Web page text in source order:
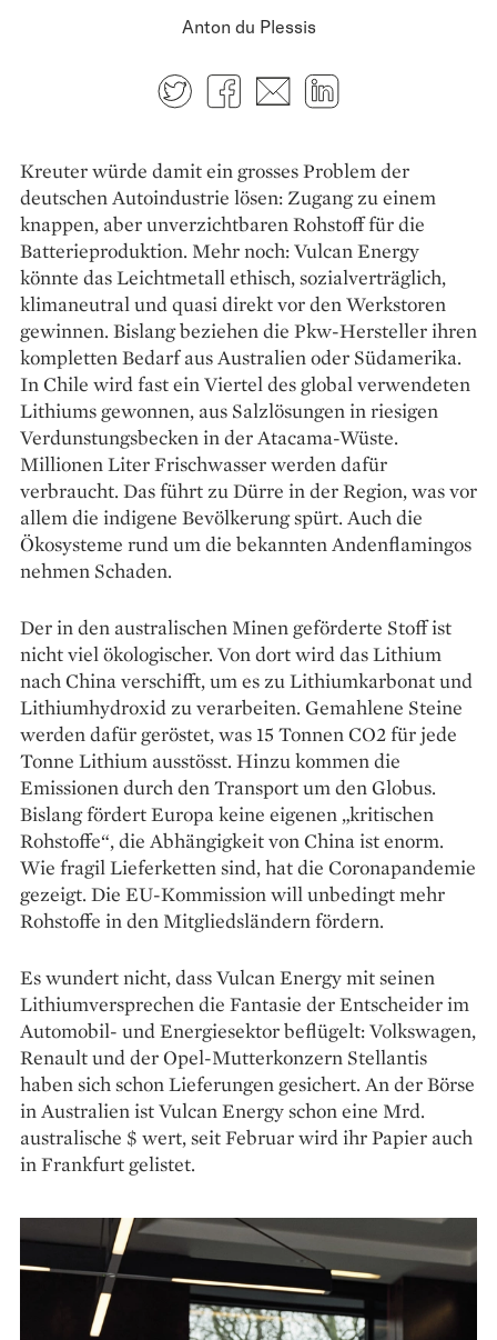
Anton du Plessis
TwitterFacebook
E-mail
Kreuter würde damit ein grosses Problem der
deutschen Autoindustrie lösen: Zugang zu einem
knappen, aber unverzichtbaren Rohstoff für die
Batterieproduktion. Mehr noch: Vulcan Energy
könnte das Leichtmetall ethisch, sozialverträglich,
klimaneutral und quasi direkt vor den Werkstoren
gewinnen. Bislang beziehen die Pkw-Hersteller ­ihren
kompletten Bedarf aus Australien oder Süd­amerika.
In Chile wird fast ein Viertel des global verwendeten
Lithiums gewonnen, aus Salzlösungen in riesigen
Verdunstungsbecken in der Atacama-Wüste.
Millionen Liter Frischwasser werden dafür
verbraucht. Das führt zu Dürre in der Region, was vor
allem die indigene Bevöl­kerung spürt. Auch die
Ökosysteme rund um die bekannten Anden­flamingos
nehmen Schaden.
Der in den australischen Minen ­geförder­te Stoff ist
nicht viel ökologischer. Von dort wird das Lithium
nach China verschifft, um es zu Lithiumkarbonat und
Lithiumhydroxid zu verarbeiten. Gemahlene Steine
werden dafür geröstet, was 15 Tonnen CO2 für jede
Tonne Lithium ausstösst. Hinzu kommen die
Emissionen durch den Transport um den Globus.
Bislang fördert Europa keine eigenen „kritischen
Rohstoffe“, die Abhängigkeit von China ist enorm.
Wie fragil Lieferketten sind, hat die Coronapandemie
gezeigt. Die EU-Kommission will unbedingt mehr
Rohstoffe in den Mitgliedsländern fördern.
Es wundert nicht, dass Vulcan Energy mit seinen
Lithiumversprechen die Fantasie der Entscheider im
Automobil- und Energiesektor beflügelt: Volkswagen,
Renault und der Opel-Mutterkonzern Stellantis
haben sich schon Lieferungen gesichert. An der Börse
in Australien ist Vulcan Energy schon eine Mrd.
australische $ wert, seit Februar wird ihr Papier auch
in Frankfurt gelistet.